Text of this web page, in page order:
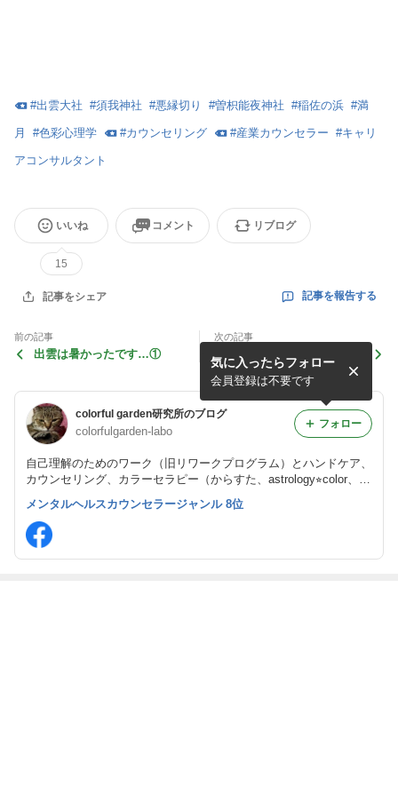
#出雲大社 #須我神社 #悪縁切り #曽枳能夜神社 #稲佐の浜 #満
月 #色彩心理学 #カウンセリング #産業カウンセラー #キャリ
アコンサルタント
いいね
15
コメント リブログ
記事をシェア 記事を報告する
前の記事
出雲は暑かったです…①
次の記事
colorful garden研究所のブログ
colorfulgarden-labo
自己理解のためのワーク（旧リワークプログラム）とハンドケア、
カウンセリング、カラーセラピー（からすた、astrology⭐︎color、エ
自然治癒力の回復を目指します。
気に入ったらフォロー
会員登録は不要です
フォロー
メンタルヘルスカウンセラージャンル 8位